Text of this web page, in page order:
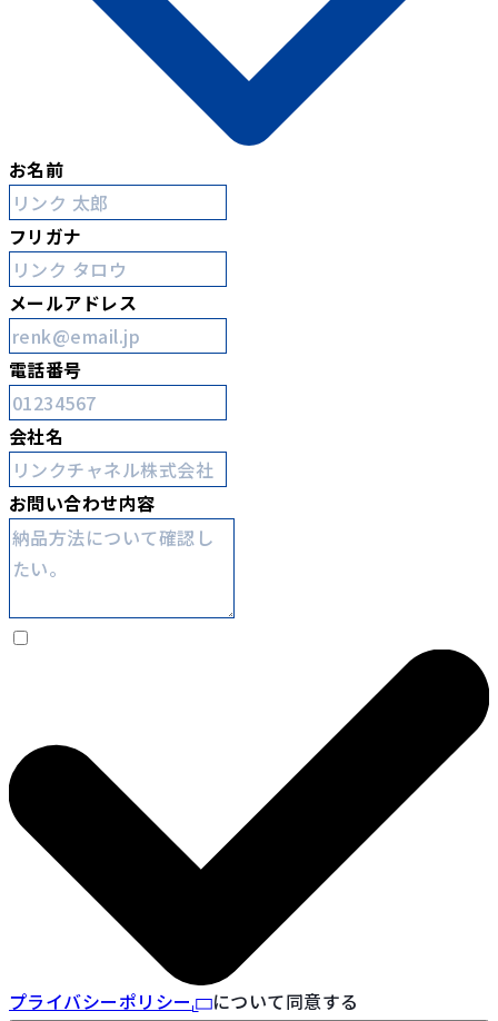
お名前
フリガナ
メールアドレス
電話番号
会社名
お問い合わせ内容
プライバシーポリシー について同意する